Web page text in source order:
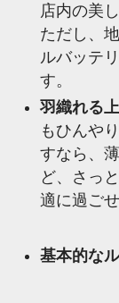
店内の美
ただし、
ルバッテ
す。
羽織れる
もひんや
すなら、
ど、さっ
適に過ごせ
基本的な